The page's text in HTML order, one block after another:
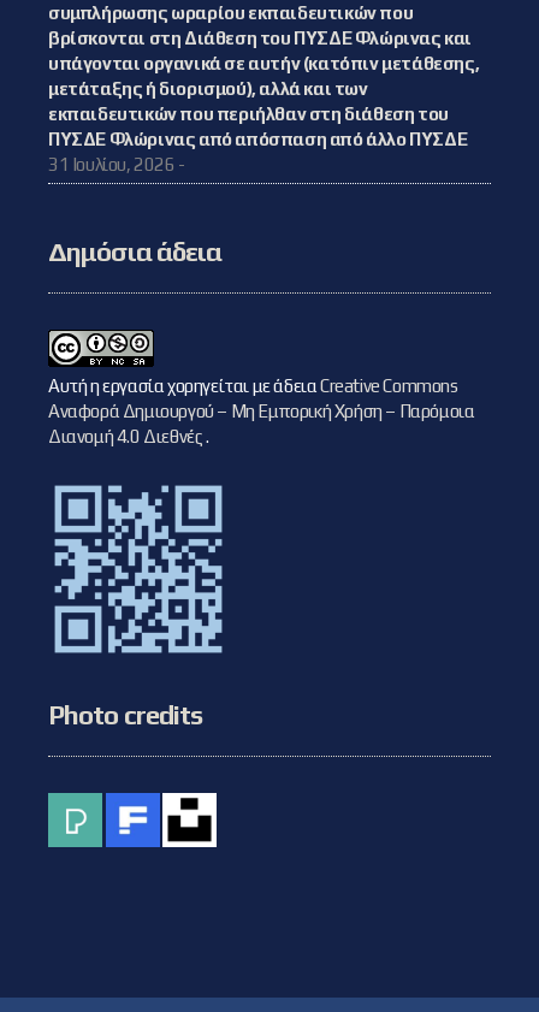
συμπλήρωσης ωραρίου εκπαιδευτικών που
βρίσκονται στη Διάθεση του ΠΥΣΔΕ Φλώρινας και
υπάγονται οργανικά σε αυτήν (κατόπιν μετάθεσης,
μετάταξης ή διορισμού), αλλά και των
εκπαιδευτικών που περιήλθαν στη διάθεση του
ΠΥΣΔΕ Φλώρινας από απόσπαση από άλλο ΠΥΣΔΕ
31 Ιουλίου, 2026 -
Δημόσια άδεια
Αυτή η εργασία χορηγείται με άδειαCreative Commons
Αναφορά Δημιουργού – Μη Εμπορική Χρήση – Παρόμοια
Διανομή 4.0 Διεθνές.
Photo credits